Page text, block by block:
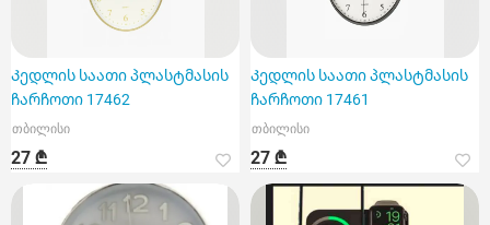
Კედლის საათი პლასტმასის
ჩარჩოთი 17462
თბილისი
27 ₾
Კედლის საათი პლასტმასის
ჩარჩოთი 17461
თბილისი
27 ₾